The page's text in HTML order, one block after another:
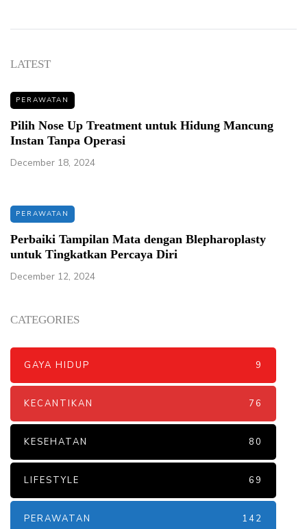
LATEST
PERAWATAN
Pilih Nose Up Treatment untuk Hidung Mancung
Instan Tanpa Operasi
December 18, 2024
PERAWATAN
Perbaiki Tampilan Mata dengan Blepharoplasty
untuk Tingkatkan Percaya Diri
December 12, 2024
CATEGORIES
GAYA HIDUP 9
KECANTIKAN 76
KESEHATAN 80
LIFESTYLE 69
PERAWATAN 142